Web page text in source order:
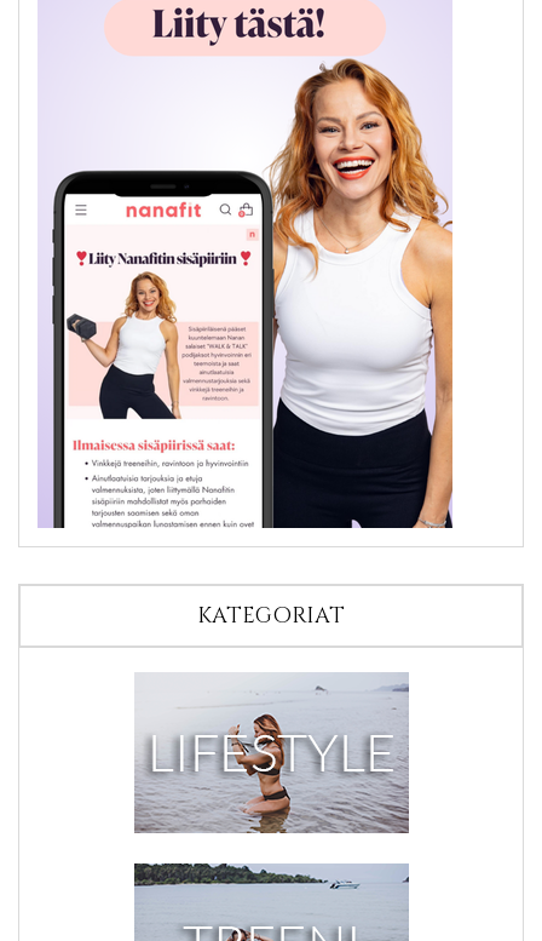
KATEGORIAT